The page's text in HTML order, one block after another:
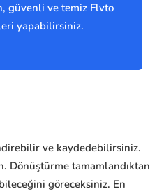
güvenli ve temiz Flvto
yapabilirsiniz.
ve kaydedebilirsiniz.
Dönüştürme tamamlandıktan
göreceksiniz. En